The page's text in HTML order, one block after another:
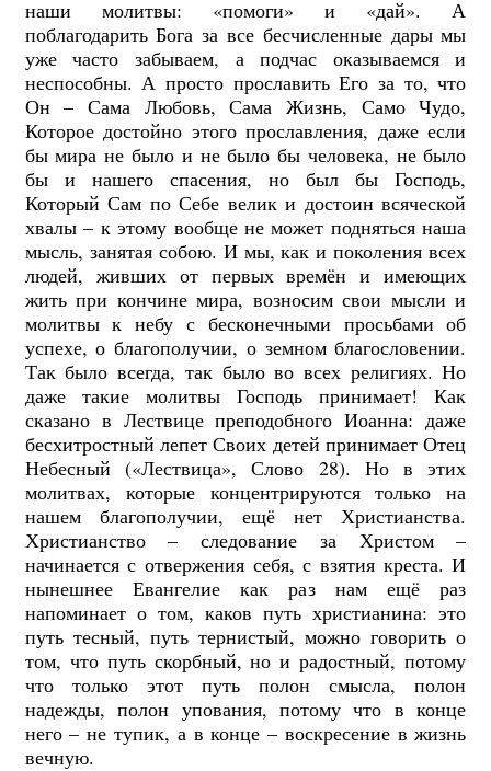
наши молитвы: «помоги» и «дай». А
поблагодарить Бога за все бесчисленные дары мы
уже часто забываем, а подчас оказываемся и
неспособны. А просто прославить Его за то, что
Он – Сама Любовь, Сама Жизнь, Само Чудо,
Которое достойно этого прославления, даже если
бы мира не было и не было бы человека, не было
бы и нашего спасения, но был бы Господь,
Который Сам по Себе велик и достоин всяческой
хвалы – к этому вообще не может подняться наша
мысль, занятая собою. И мы, как и поколения всех
людей, живших от первых времён и имеющих
жить при кончине мира, возносим свои мысли и
молитвы к небу с бесконечными просьбами об
успехе, о благополучии, о земном благословении.
Так было всегда, так было во всех религиях. Но
даже такие молитвы Господь принимает! Как
сказано в Лествице преподобного Иоанна: даже
бесхитростный лепет Своих детей принимает Отец
Небесный («Лествица», Слово 28). Но в этих
молитвах, которые концентрируются только на
нашем благополучии, ещё нет Христианства.
Христианство – следование за Христом –
начинается с отвержения себя, с взятия креста. И
нынешнее Евангелие как раз нам ещё раз
напоминает о том, каков путь христианина: это
путь тесный, путь тернистый, можно говорить о
том, что путь скорбный, но и радостный, потому
что только этот путь полон смысла, полон
надежды, полон упования, потому что в конце
него – не тупик, а в конце – воскресение в жизнь
вечную.